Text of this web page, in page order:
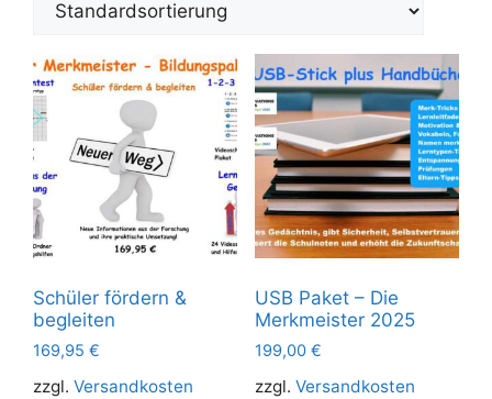
Schüler fördern &
begleiten
169,95 €
zzgl. Versandkosten
USB Paket – Die
Merkmeister 2025
199,00 €
zzgl. Versandkosten